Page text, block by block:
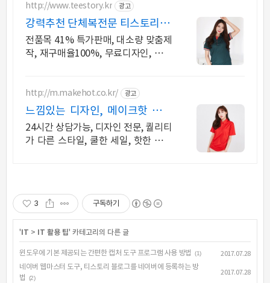
http://www.teestory.kr 광고
강력추천 단체복전문 티스토리 전
품목 41% 특가세일
전품목 41% 특가판매, 대소량 맞춤제
작, 재구매율100%, 무료디자인, 신속
http://m.makehot.co.kr/ 광고
느낌있는 디자인, 메이크핫 차별
화되고 세련된 디자인!
24시간 상담가능, 디자인 전문, 퀄리티
가 다른 스타일, 쿨한 세일, 핫한 디자
3 구독하기
' IT > IT 활용 팁' 카테고리의 다른 글
윈도우에 기본 제공되는 간편한 캡처 도구 프로그램 사용 방법 (1)
2017.07.28
네이버 웹마스터 도구, 티스토리 블로그를 네이버에 등록하는 방
법
(2)
2017.07.28